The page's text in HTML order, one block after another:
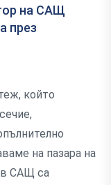
на САЩ
през
който
на пазара на
в САЩ са